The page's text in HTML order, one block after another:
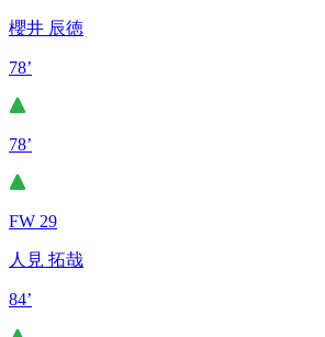
櫻井 辰徳
78’
78’
FW 29
人見 拓哉
84’